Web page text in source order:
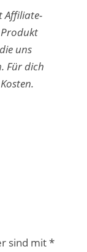
Affiliate-
Produkt
uns
Für dich
sind mit*